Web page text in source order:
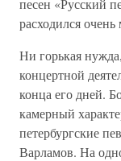
песен «Русский
расходился
Ни горькая
концертной
конца его дней.
камерный
петербургские
Варламов. На